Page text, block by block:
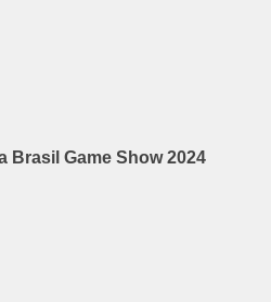
Brasil Game Show 2024